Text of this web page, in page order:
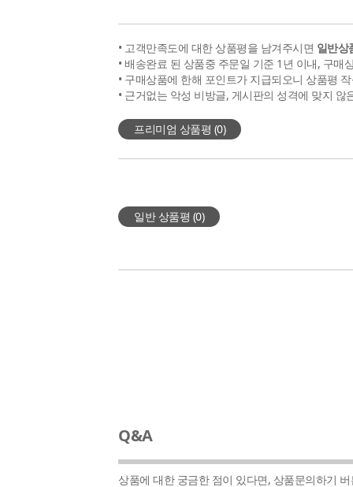
• 고객만족도에 대한 상품평을 남겨주시면 일반상
• 배송완료 된 상품중 주문일 기준 1년 이내, 구매
• 구매상품에 한해 포인트가 지급되오니 상품평
• 근거없는 악성 비방글, 게시판의 성격에 맞지
프리미엄 상품평 (0)
일반 상품평 (0)
Q&A
상품에 대한 궁금한 점이 있다면, 상품문의하기